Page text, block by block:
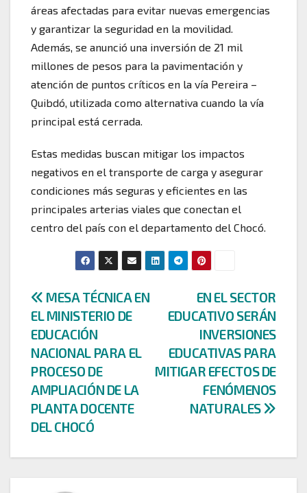
áreas afectadas para evitar nuevas emergencias
y garantizar la seguridad en la movilidad.
Además, se anunció una inversión de 21 mil
millones de pesos para la pavimentación y
atención de puntos críticos en la vía Pereira –
Quibdó, utilizada como alternativa cuando la vía
principal está cerrada.
Estas medidas buscan mitigar los impactos
negativos en el transporte de carga y asegurar
condiciones más seguras y eficientes en las
principales arterias viales que conectan el
centro del país con el departamento del Chocó.
Navegación
de
entradas
EN EL SECTOR
EDUCATIVO SERÁN
INVERSIONES
EDUCATIVAS PARA
MITIGAR EFECTOS DE
FENÓMENOS
NATURALES
MESA TÉCNICA EN
EL MINISTERIO DE
EDUCACIÓN
NACIONAL PARA EL
PROCESO DE
AMPLIACIÓN DE LA
PLANTA DOCENTE
DEL CHOCÓ